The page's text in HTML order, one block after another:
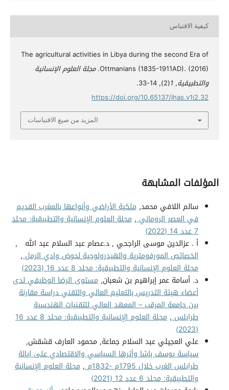
كيفية الاقتباس
The agricultural activities in Libya during the second Era of
Ottmanians (1835-1911AD). (2016). مجلة العلوم الإنسانية
والتطبيقية,
1
(2), 14-33.
https://doi.org/10.65137/jhas.v1i2.32
المزيد من صيغ الاقتباسات
المؤلفات المشابهة
سالم اللافي محمد, ملكية الأراضي وأنواعها بالمغرب القديم
في العصر الروماني, مجلة العلوم الإنسانية والتطبيقية: مجلد
7 عدد 14 (2022)
أ . عزالدين موسى الراجحي , د.عصام عبد السلام عبد الله ,
الخصائص المورفومترية والهيدرولوجية لحوض وادي الرمل,
مجلة العلوم الإنسانية والتطبيقية: مجلد 8 عدد 16 (2023)
د. أسامة عمر إبراهيم بن شعبان, مستوى الرضا الوظيفي لدى
أعضاء هيئة التدريس بالتعليم العالي والتقني دراسة مقارنة
بين جامعة المرقب – المعهد العالي للتقنيات الهندسية
طرابلس,
مجلة العلوم الإنسانية والتطبيقية: مجلد 8 عدد 16
(2023)
علي العجيلي عبد السلام جماعة, محمود العارف قشقش,
سياسة يوسف باشا وأثرها السياسي والاقتصادي على ايالة
طرابلس الغرب خلال 1795م -1832م
, مجلة العلوم الإنسانية
والتطبيقية: مجلد 6 عدد 12 (2021)